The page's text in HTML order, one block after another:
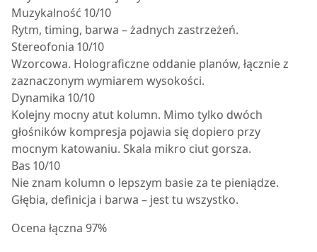
Muzykalność 10/10
Rytm, timing, barwa – żadnych zastrzeżeń.
Stereofonia 10/10
Wzorcowa. Holograficzne oddanie planów, łącznie z
zaznaczonym wymiarem wysokości.
Dynamika 10/10
Kolejny mocny atut kolumn. Mimo tylko dwóch
głośników kompresja pojawia się dopiero przy
mocnym katowaniu. Skala mikro ciut gorsza.
Bas 10/10
Nie znam kolumn o lepszym basie za te pieniądze.
Głębia, definicja i barwa – jest tu wszystko.
Ocena łączna 97%